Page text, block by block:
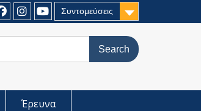
Συντομεύσεις
FacebookInstagram
Youtube
Έρευνα